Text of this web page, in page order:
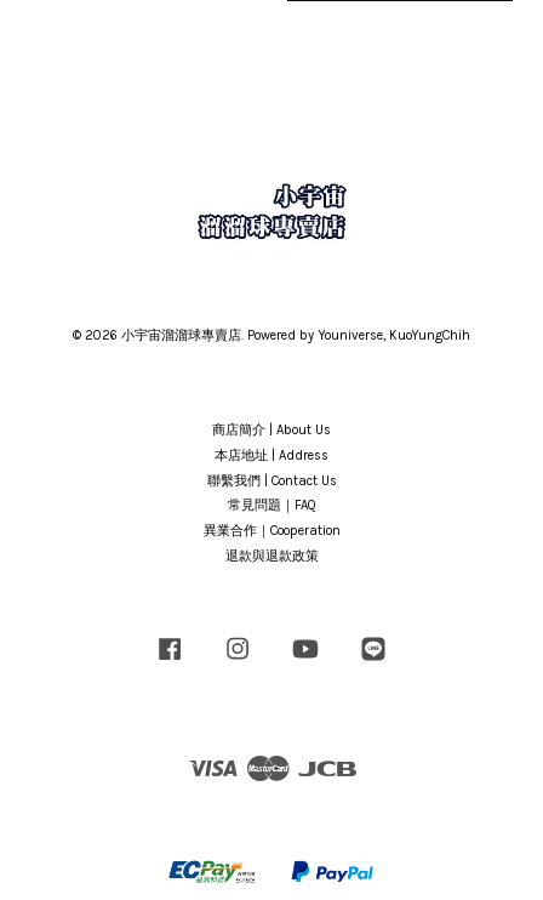
© 2026 小宇宙溜溜球專賣店. Powered by Youniverse, KuoYungChih
商店簡介 | About Us
本店地址 | Address
聯繫我們 | Contact Us
常見問題｜FAQ
異業合作｜Cooperation
退款與退款政策
Facebook Instagram YouTube
Visa Master